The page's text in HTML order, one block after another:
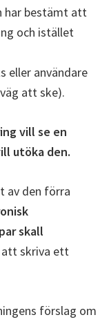
har bestämt att
och istället
eller användare
att ske).
vill se en
utöka den.
av den förra
skall
att skriva ett
förslag om